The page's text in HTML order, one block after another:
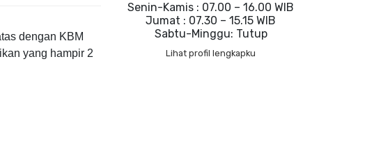
dengan KBM
yang hampir 2
Senin-Kamis : 07.00 – 16.00 WIB
Jumat : 07.30 – 15.15 WIB
Sabtu-Minggu: Tutup
Lihat profil lengkapku